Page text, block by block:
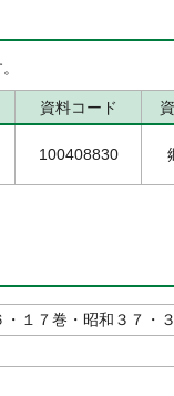
資料コード
100408830
・１７巻・昭和３７・